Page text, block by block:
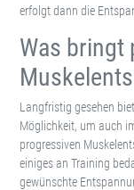
erfolgt dann die
Was bringt
Langfristig gesehen
Möglichkeit, um auch
progressiven
einiges an Training
gewünschte